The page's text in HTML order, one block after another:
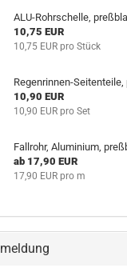
ALU-Rohrschelle,
10,75 EUR
10,75 EUR pro Stück
Regenrinnen-
10,90 EUR
10,90 EUR pro Set
Fallrohr, Aluminium,
ab 17,90 EUR
17,90 EUR pro m